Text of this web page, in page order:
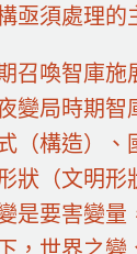
亟須處理的
召喚智庫
變局時期
（構造）
狀（文明
是要害變